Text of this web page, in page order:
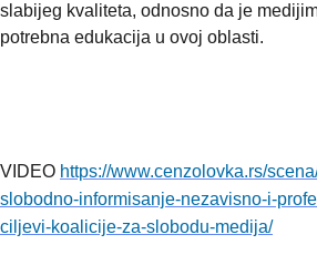
slabijeg kvaliteta, odnosno da je
potrebna edukacija u ovoj oblasti.
VIDEO https://www.cenzolovka.rs/
slobodno-informisanje-nezavisno-i-
ciljevi-koalicije-za-slobodu-medija/